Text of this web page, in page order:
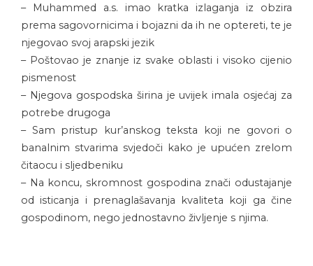
– Muhammed a.s. imao kratka izlaganja iz obzira
prema sagovornicima i bojazni da ih ne optereti, te je
njegovao svoj arapski jezik
– Poštovao je znanje iz svake oblasti i visoko cijenio
pismenost
– Njegova gospodska širina je uvijek imala osjećaj za
potrebe drugoga
– Sam pristup kur’anskog teksta koji ne govori o
banalnim stvarima svjedoči kako je upućen zrelom
čitaocu i sljedbeniku
– Na koncu, skromnost gospodina znači odustajanje
od isticanja i prenaglašavanja kvaliteta koji ga čine
gospodinom, nego jednostavno življenje s njima.